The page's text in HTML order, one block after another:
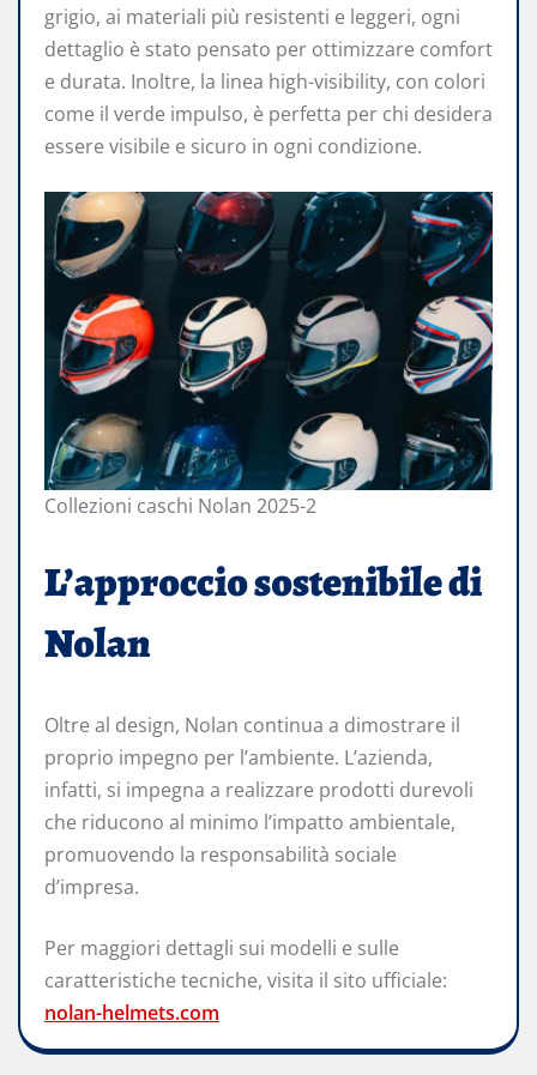
grigio, ai materiali più resistenti e leggeri, ogni
dettaglio è stato pensato per ottimizzare comfort
e durata. Inoltre, la linea high-visibility, con colori
come il verde impulso, è perfetta per chi desidera
essere visibile e sicuro in ogni condizione.
Collezioni caschi Nolan 2025-2
L’approccio sostenibile di
Nolan
Oltre al design, Nolan continua a dimostrare il
proprio impegno per l’ambiente. L’azienda,
infatti, si impegna a realizzare prodotti durevoli
che riducono al minimo l’impatto ambientale,
promuovendo la responsabilità sociale
d’impresa.
Per maggiori dettagli sui modelli e sulle
caratteristiche tecniche, visita il sito ufficiale:
nolan-helmets.com